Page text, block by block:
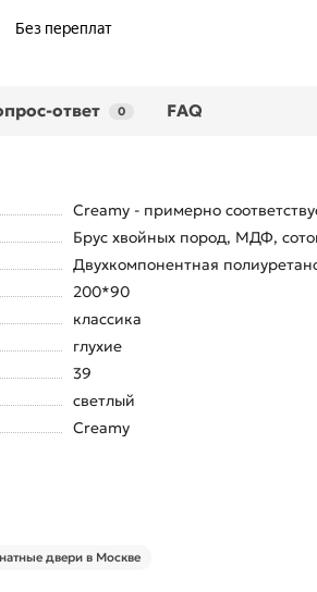
ответ 0 FAQ
Creamy - примерно
Брус хвойных пород, МДФ,
Двухкомпонентная
200*90
классика
глухие
39
светлый
Creamy
двери в Москве